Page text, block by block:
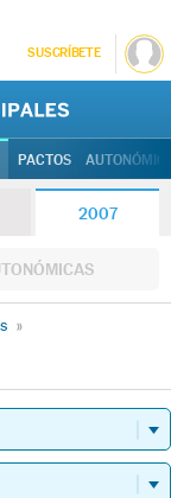
SUSCRÍBETE
PACTOS
2007
»